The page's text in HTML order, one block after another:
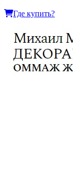
Где купить?